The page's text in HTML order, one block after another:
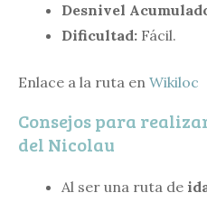
Desnivel
Dificultad: Fácil.
Enlace a la ruta en Wikiloc
Consejos para
del Nicolau
Al ser una ruta de